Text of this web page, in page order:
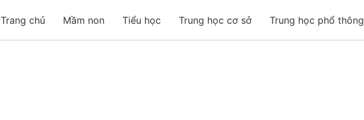
Trang chủ Mầm non Tiểu học Trung học cơ sở Trung học phổ thông